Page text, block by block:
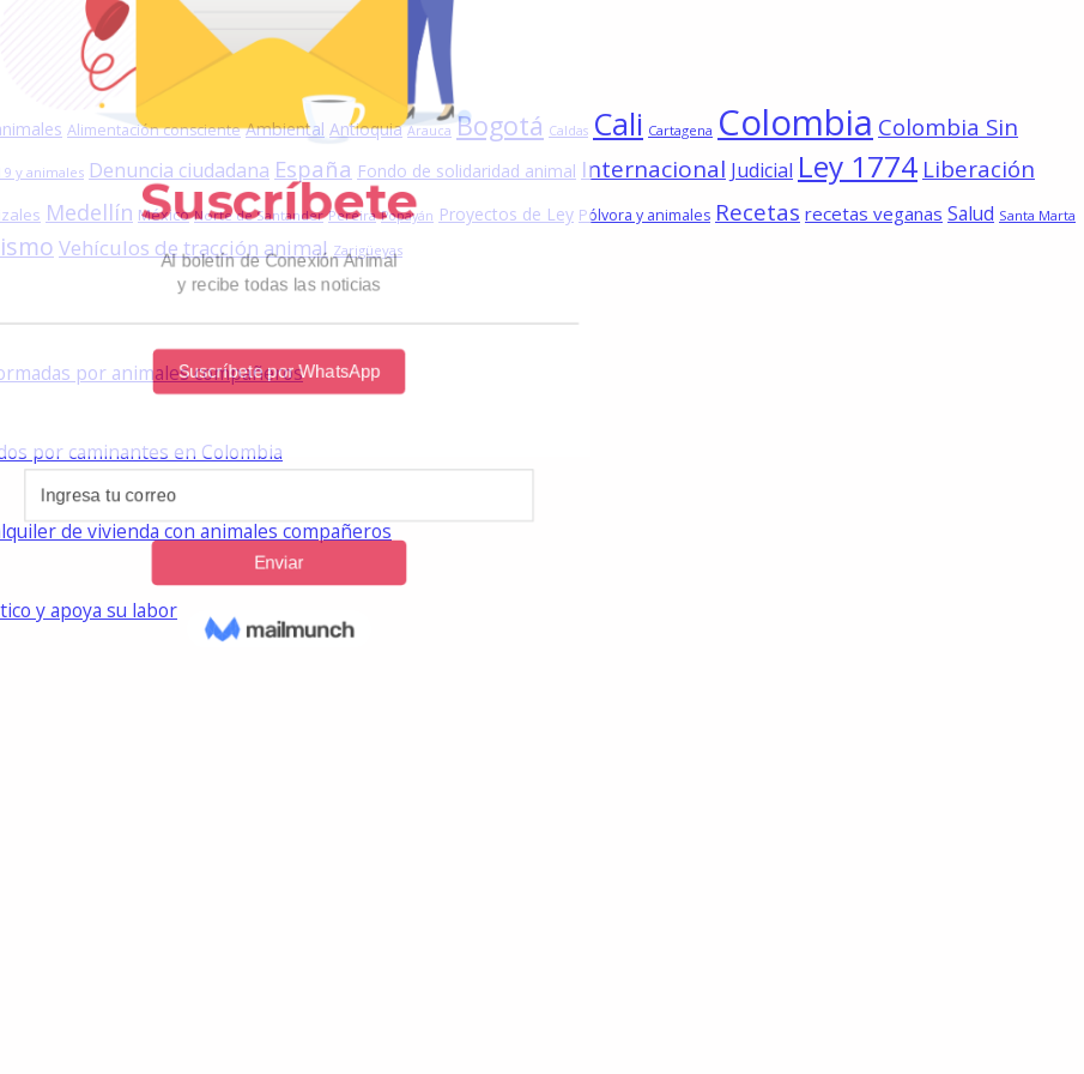
Alimentación consciente Ambiental Antioquia Arauca Bogotá Caldas Cali Cartagena Colombia Colombia Sin
y animales Denuncia ciudadana España Fondo de solidaridad animal Internacional Judicial Ley 1774 Liberación
Medellín México Norte de Santander Pereira Popayán Proyectos de Ley Pólvora y animales Recetas recetas veganas Salud Santa Marta
Vehículos de tracción animal Zarigüeyas
por animales compañeros
por caminantes en Colombia
de vivienda con animales compañeros
y apoya su labor